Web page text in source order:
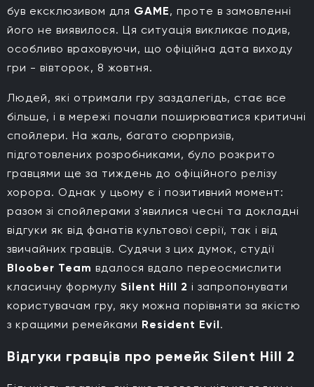
був ексклюзивом для GAME, проте в замовленні
його не виявилося. Ця ситуація викликає подив,
особливо враховуючи, що офіційна дата виходу
гри - вівторок, 8 жовтня.
Людей, які отримали гру заздалегідь, стає все
більше, і в мережі почали поширюватися критичні
спойлери. На жаль, багато сюрпризів,
підготовлених розробниками, було розкрито
гравцями ще за тиждень до офіційного релізу
хорора. Однак у цьому є і позитивний момент:
разом зі спойлерами з'явилися чесні та докладні
відгуки як від фанатів культової серії, так і від
звичайних гравців. Судячи з цих думок, студії
Bloober Team вдалося вдало переосмислити
класичну формулу Silent Hill 2 і запропонувати
користувачам гру, яку можна порівняти за якістю
з кращими ремейками Resident Evil.
Відгуки гравців про ремейк Silent Hill 2